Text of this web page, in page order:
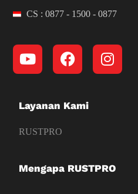
CS : 0877 - 1500 - 0877
Layanan Kami
RUSTPRO
Mengapa RUSTPRO